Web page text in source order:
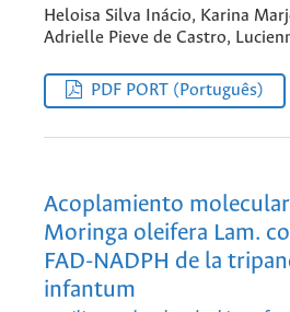
Heloisa Silva Inácio, Karina
Adrielle Pieve de Castro,
PDF PORT (Português)
Acoplamiento
Moringa oleifera Lam.
FAD-NADPH de la
infantum